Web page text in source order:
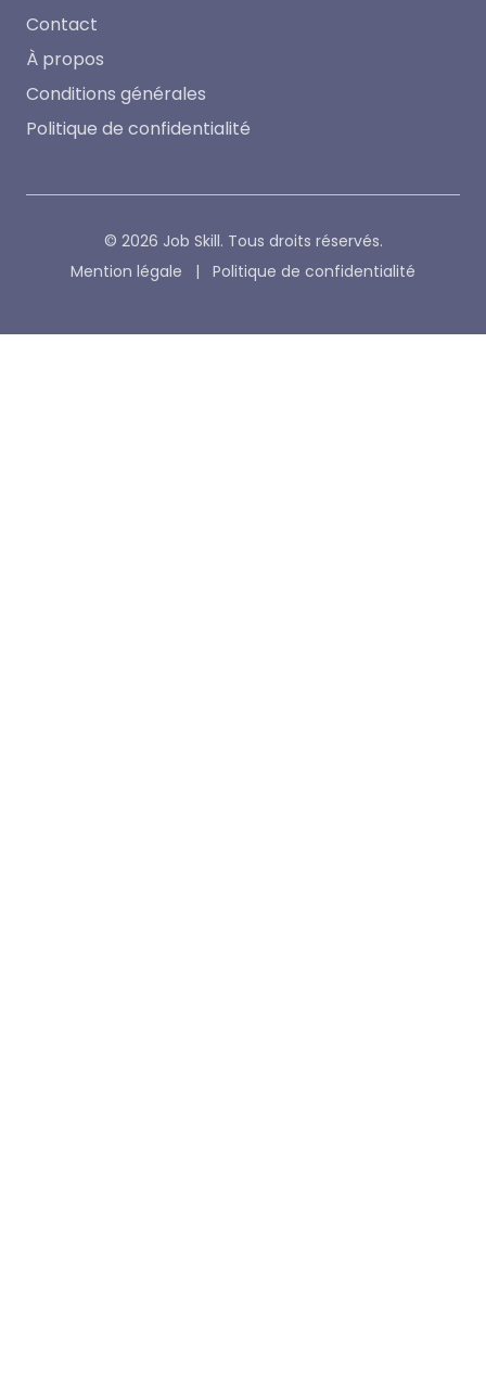
Contact
À propos
Conditions générales
Politique de confidentialité
© 2026 Job Skill. Tous droits réservés.
Mention légale
| Politique de confidentialité